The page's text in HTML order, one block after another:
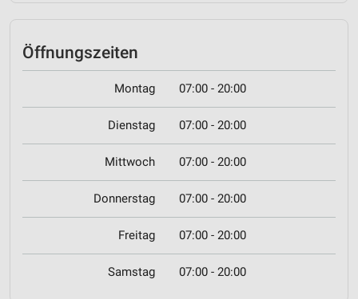
Öffnungszeiten
Montag 07:00 - 20:00
Dienstag 07:00 - 20:00
Mittwoch 07:00 - 20:00
Donnerstag 07:00 - 20:00
Freitag 07:00 - 20:00
Samstag 07:00 - 20:00